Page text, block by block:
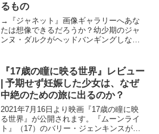
るもの
→『ジャネット』画像ギャラリーへあな
たは想像できるだろうか？幼少期のジャ
ンヌ・ダルクがヘッドバンギングしなが
スにて公開されている『ジャネット』
は、今まで30作品...
『17歳の瞳に映る世界』レビュー
| 予期せず妊娠した少女は、なぜ
中絶のための旅に出るのか？
2021年7月16日より映画『17歳の瞳に映
る世界』が公開されます。『ムーンライ
ト』（17）のバリー・ジェンキンスが製